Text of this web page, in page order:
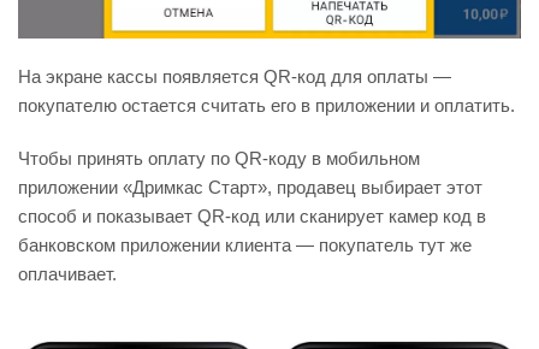
На экране кассы появляется QR-код для оплаты —
покупателю остается считать его в приложении и оплатить.
Чтобы принять оплату по QR-коду в мобильном
приложении «Дримкас Старт», продавец выбирает этот
способ и показывает QR-код или сканирует камер код в
банковском приложении клиента — покупатель тут же
оплачивает.